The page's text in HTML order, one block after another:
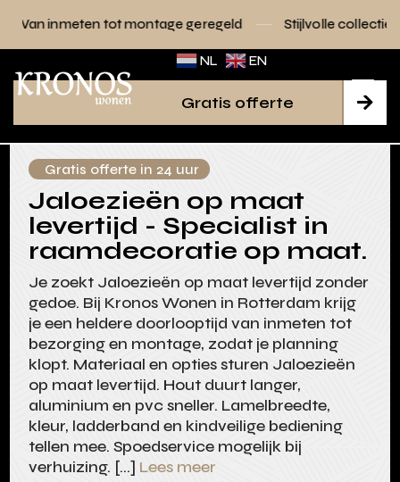
montage geregeld Stijlvolle collecties voor elk
NL EN

Gratis offerte
Gratis offerte in 24 uur
Jaloezieën op maat
levertijd - Specialist in
raamdecoratie op maat.
Je zoekt Jaloezieën op maat levertijd zonder
gedoe. Bij Kronos Wonen in Rotterdam krijg
je een heldere doorlooptijd van inmeten tot
bezorging en montage, zodat je planning
klopt. Materiaal en opties sturen Jaloezieën
op maat levertijd. Hout duurt langer,
aluminium en pvc sneller. Lamelbreedte,
kleur, ladderband en kindveilige bediening
tellen mee. Spoedservice mogelijk bij
verhuizing. […] Lees meer